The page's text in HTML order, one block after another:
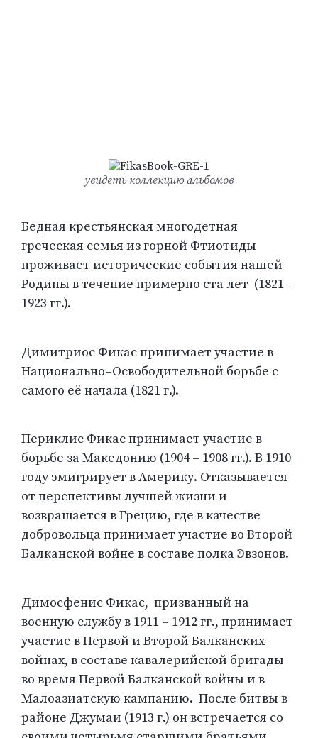
увидеть коллекцию альбомов
Бедная крестьянская многодетная
греческая семья из горной Фтиотиды
проживает исторические события нашей
Родины в течение примерно ста лет (1821 –
1923 гг.).
Димитриос Фикас принимает участие в
Национально–Освободительной борьбе с
самого её начала (1821 г.).
Периклис Фикас принимает участие в
борьбе за Македонию (1904 – 1908 гг.). В 1910
году эмигрирует в Америку. Отказывается
от перспективы лучшей жизни и
возвращается в Грецию, где в качестве
добровольца принимает участие во Второй
Балканской войне в составе полка Эвзонов.
Димосфенис Фикас, призванный на
военную службу в 1911 – 1912 гг., принимает
участие в Первой и Второй Балканских
войнах, в составе кавалерийской бригады
во время Первой Балканской войны и в
Малоазиатскую кампанию. После битвы в
районе Джумаи (1913 г.) он встречается со